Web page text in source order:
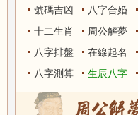
號碼吉凶
八字合婚
十二生肖
周公解夢
八字排盤
在線起名
八字測算
生辰八字